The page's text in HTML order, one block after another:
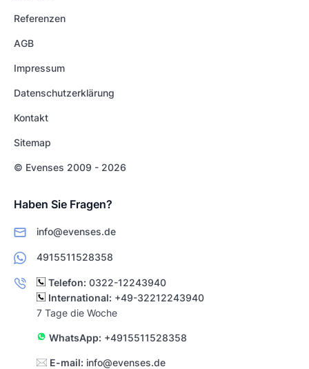
Referenzen
AGB
Impressum
Datenschutzerklärung
Kontakt
Sitemap
© Evenses 2009 - 2026
Haben Sie Fragen?
info@evenses.de
4915511528358
Telefon: 0322-12243940
International: +49-32212243940
7 Tage die Woche
WhatsApp: +4915511528358
E-mail: info@evenses.de